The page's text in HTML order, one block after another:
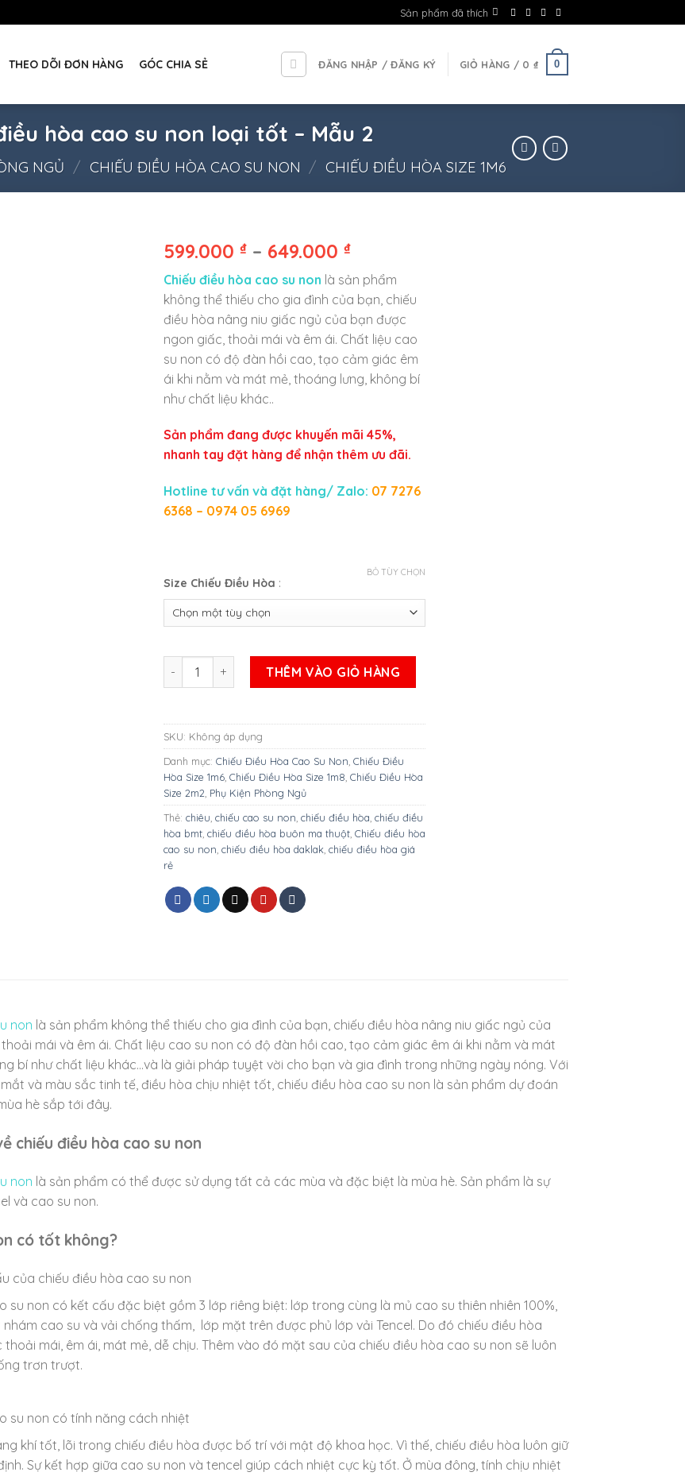
Sản phẩm đã thích
THEO DÕI ĐƠN HÀNG GÓC CHIA SẺ ĐĂNG NHẬP / ĐĂNG KÝ GIỎ HÀNG / 0 ₫ 0
hòa cao su non loại tốt – Mẫu 2
NGỦ / CHIẾU ĐIỀU HÒA CAO SU NON / CHIẾU ĐIỀU HÒA SIZE 1M6
599.000 ₫ – 649.000 ₫
Chiếu điều hòa cao su non là sản phẩm
không thể thiếu cho gia đình của bạn, chiếu
điều hòa nâng niu giấc ngủ của bạn được
ngon giấc, thoải mái và êm ái. Chất liệu cao
su non có độ đàn hồi cao, tạo cảm giác êm
ái khi nằm và mát mẻ, thoáng lưng, không bí
như chất liệu khác..
Sản phẩm đang được khuyến mãi 45%,
nhanh tay đặt hàng để nhận thêm ưu đãi.
Hotline tư vấn và đặt hàng/ Zalo: 07 7276
6368 – 0974 05 6969
Size Chiếu Điều Hòa :
BỎ TÙY CHỌN
Chiếu điều hòa cao su non loại tốt - Mẫu 2 số lượng
THÊM VÀO GIỎ HÀNG
SKU: Không áp dụng
Danh mục: Chiếu Điều Hòa Cao Su Non Chiếu Điều
Hòa Size 1m6 Chiếu Điều Hòa Size 1m8 Chiếu Điều Hòa
Size 2m2 Phụ Kiện Phòng Ngủ
Thẻ: chiêu chiếu cao su non chiếu điều hòa chiếu điều
hòa bmt chiếu điều hòa buôn ma thuột Chiếu điều hòa
cao su non chiếu điều hòa daklak chiếu điều hòa giá
rẻ
non là sản phẩm không thể thiếu cho gia đình của bạn, chiếu điều hòa nâng niu giấc ngủ của
mái và êm ái. Chất liệu cao su non có độ đàn hồi cao, tạo cảm giác êm ái khi nằm và mát
bí như chất liệu khác…và là giải pháp tuyệt vời cho bạn và gia đình trong những ngày nóng. Với
và màu sắc tinh tế, điều hòa chịu nhiệt tốt, chiếu điều hòa cao su non là sản phẩm dự đoán
hè sắp tới đây.
chiếu điều hòa cao su non
non là sản phẩm có thể được sử dụng tất cả các mùa và đặc biệt là mùa hè. Sản phẩm là sự
và cao su non.
có tốt không?
của chiếu điều hòa cao su non
su non có kết cấu đặc biệt gồm 3 lớp riêng biệt: lớp trong cùng là mủ cao su thiên nhiên 100%,
cao su và vải chống thấm, lớp mặt trên được phủ lớp vải Tencel. Do đó chiếu điều hòa
mái, êm ái, mát mẻ, dễ chịu. Thêm vào đó mặt sau của chiếu điều hòa cao su non sẽ luôn
trơn trượt.
su non có tính năng cách nhiệt
khí tốt, lõi trong chiếu điều hòa được bố trí với mật độ khoa học. Vì thế, chiếu điều hòa luôn giữ
Sự kết hợp giữa cao su non và tencel giúp cách nhiệt cực kỳ tốt. Ở mùa đông, tính chịu nhiệt